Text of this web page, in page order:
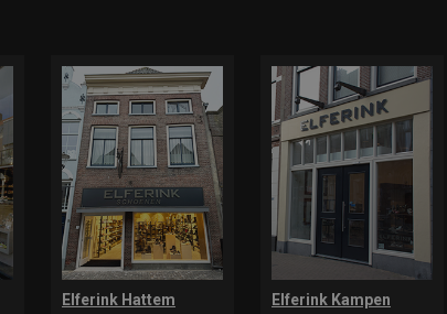
Elferink Hattem
Elferink Kampen